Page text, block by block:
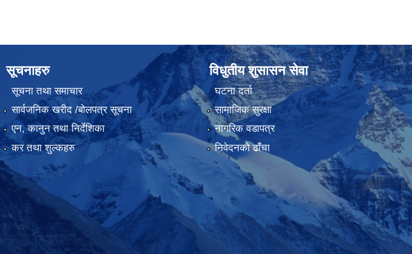
सूचनाहरु
सूचना तथा समाचार
सार्वजनिक खरीद /बोलपत्र सूचना
एन, कानुन तथा निर्देशिका
कर तथा शुल्कहरु
विधुतीय शुसासन सेवा
घटना दर्ता
सामाजिक सुरक्षा
नागरिक वडापत्र
निवेदनको ढाँचा